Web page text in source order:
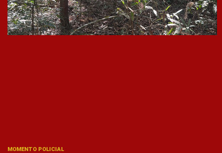
MOMENTO POLICIAL